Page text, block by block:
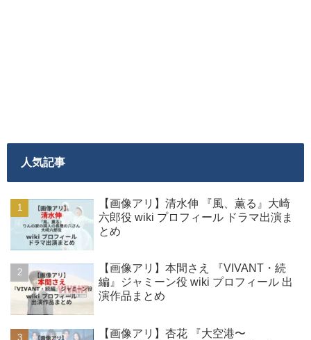
人気記事
【画像アリ】清水伸 『風、薫る』大崎
六郎役 wiki プロフィール ドラマ出演ま
とめ
【画像アリ】本間さえ 『VIVANT・続
編』ジャミーン役 wiki プロフィール 出
演作品まとめ
【画像アリ】杏花 『大空港〜